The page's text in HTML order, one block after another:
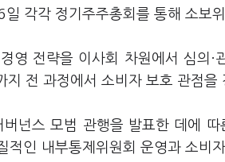
각각 정기주주총회를 통해 소보
영 전략을 이사회 차원에서 심의·
전 과정에서 소비자 보호 관점을
넌스 모범 관행을 발표한 데에 따
적인 내부통제위원회 운영과 소비